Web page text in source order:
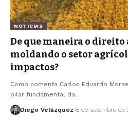
NOTICIAS
De que maneira o
moldando o setor
impactos?
Como comenta Carlos Eduardo
pilar fundamental da…
Diego Velázquez 6 de setembro de